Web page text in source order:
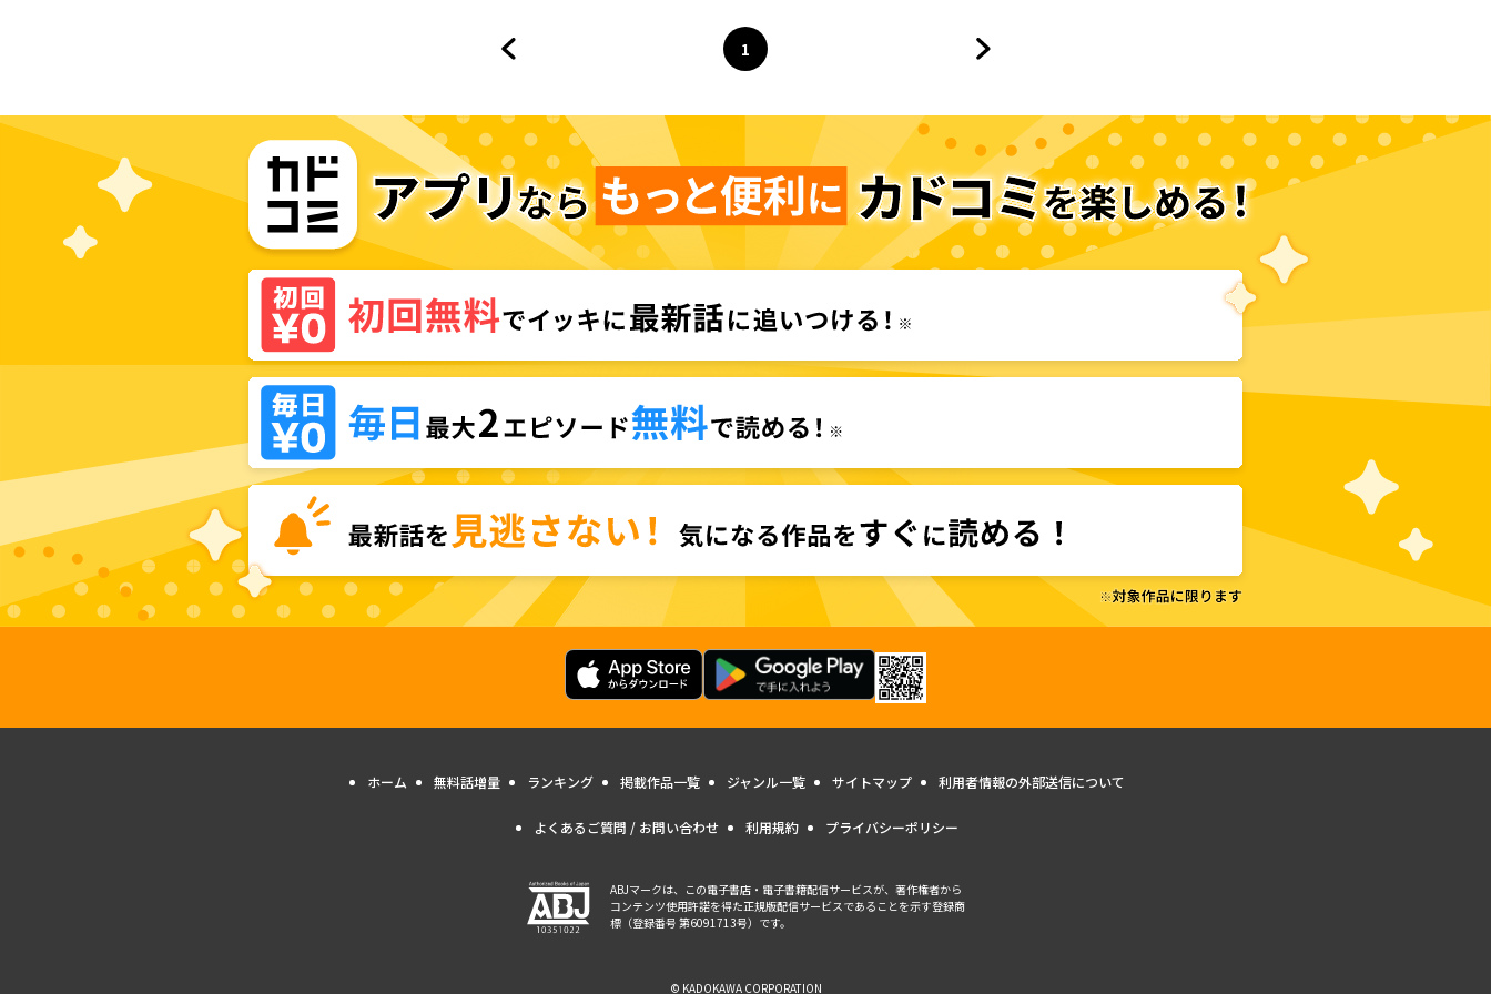
ページ
1
へ
ホーム 無料話増量 ランキング 掲載作品一覧 ジャンル一覧 サイトマップ 利用者情報の外部送信について
よくあるご質問 / お問い合わせ 利用規約 プライバシーポリシー
ABJマークは、この電子書店・電子書籍配信サービスが、著作権者から
コンテンツ使用許諾を得た正規版配信サービスであることを示す登録商
標（登録番号 第6091713号）です。
© KADOKAWA CORPORATION